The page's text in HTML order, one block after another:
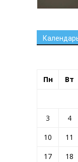
Пн Вт
3
4
10
11
17
18